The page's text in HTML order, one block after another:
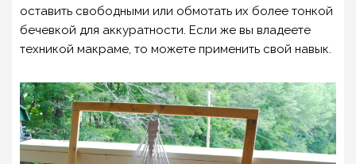
оставить свободными или обмотать их более тонкой
бечевкой для аккуратности. Если же вы владеете
техникой макраме, то можете применить свой навык.